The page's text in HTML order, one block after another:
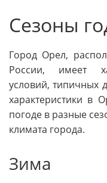
Сезоны
Город Орел,
России, имеет
условий, типичных
характеристики в
погоде в разные
климата города.
Зима